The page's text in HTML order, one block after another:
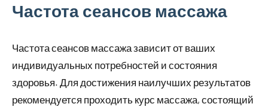
Частота сеансов массажа
Частота сеансов массажа зависит от ваших
индивидуальных потребностей и состояния
здоровья. Для достижения наилучших результатов
рекомендуется проходить курс массажа, состоящий